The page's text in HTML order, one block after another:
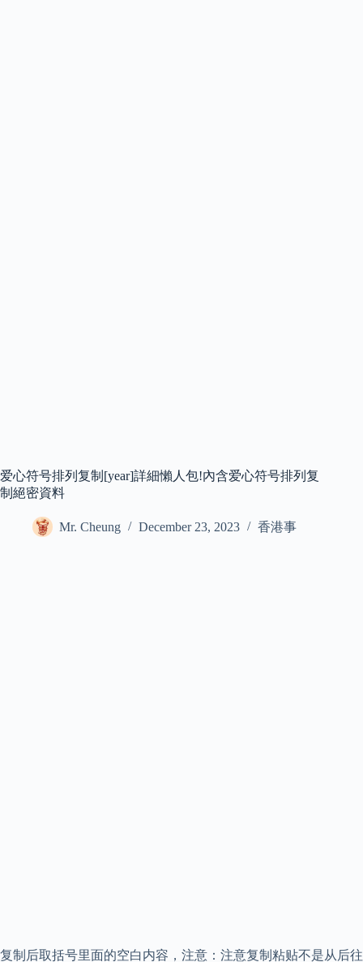
爱心符号排列复制[year]詳細懶人包!內含爱心符号排列复
制絕密資料
Mr. Cheung December 23, 2023 香港事
复制后取括号里面的空白内容，注意：注意复制粘贴不是从后往